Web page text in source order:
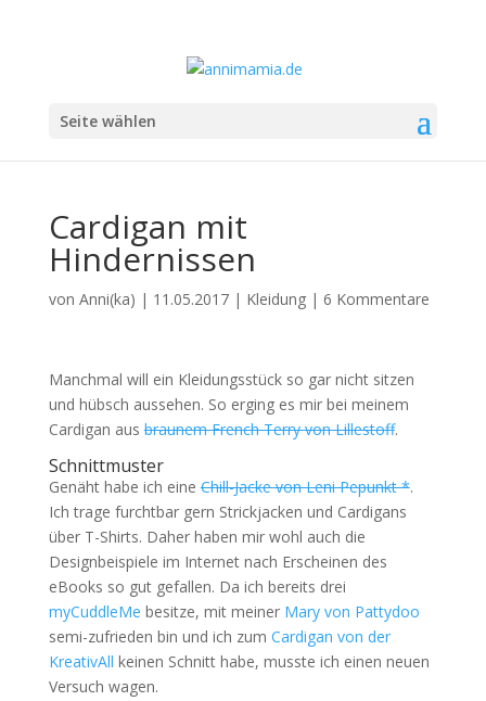
Seite wählen
Cardigan mit
Hindernissen
von Anni(ka) | 11.05.2017| Kleidung| 6 Kommentare
Manchmal will ein Kleidungsstück so gar nicht sitzen
und hübsch aussehen. So erging es mir bei meinem
Cardigan ausbraunem French Terry von Lillestoff.
Schnittmuster
Genäht habe ich eineChill-Jacke von Leni Pepunkt *.
Ich trage furchtbar gern Strickjacken und Cardigans
über T-Shirts. Daher haben mir wohl auch die
Designbeispiele im Internet nach Erscheinen des
eBooks so gut gefallen. Da ich bereits drei
myCuddleMe besitze, mit meiner Mary von Pattydoo
semi-zufrieden bin und ich zum Cardigan von der
KreativAll keinen Schnitt habe, musste ich einen neuen
Versuch wagen.